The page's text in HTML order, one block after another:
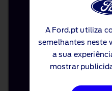
A Ford.pt utiliza
semelhantes neste
a sua
mostrar
A Ford.pt utiliza
semelhantes neste
a sua
mostrar